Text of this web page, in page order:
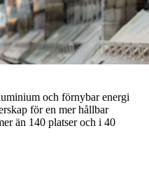
och förnybar energi
för en mer hållbar
än 140 platser och i 40